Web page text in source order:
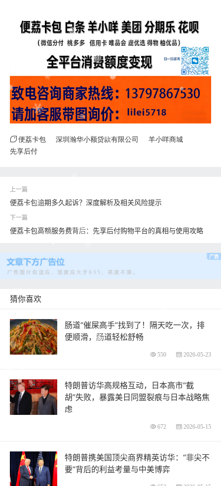
便荔卡包 深圳瀚华小额贷款有限公司
羊小咩商城
先享后付
便荔卡包逾期多久起诉？深度解析及相关风险提示
便荔卡包高额服务费背后：先享后付购物平台的真相与使用攻略
猜你喜欢
肠道“催屎高手”找到了！隔天吃一次，排
便顺滑，肠道轻松舒畅
550 2026-05-23
特朗普访华高规格互动，日本高市“截
胡”失败，暴露美日同盟裂痕与日本战略焦
虑
672 2026-05-15
特朗普携美国顶尖商界精英访华：“非尖不
要”背后的利益考量与中美博弈